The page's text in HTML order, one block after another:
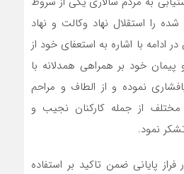
را استقلال نهاد وکالت و نهاد
ادامه با اشاره به استعفای خود از
پیمان خود بر همراهی همدلانه با
نموده و از الطاف و مراحم
از جمله کارکنان نجیب و
نمود.
پایانی ضمن تاکید بر استفاده